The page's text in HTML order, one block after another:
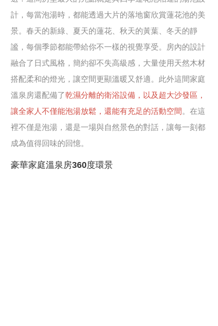
計，每當泡湯時，都能透過大片的落地窗欣賞蓮花池的美
景。春天的新綠、夏天的蓮花、秋天的黃葉、冬天的靜
謐，每個季節都能帶給你不一樣的視覺享受。房內的設計
融合了日式風格，簡約卻不失高級感，大量使用天然木材
搭配柔和的燈光，讓空間更顯溫暖又舒適。此外這間家庭
溫泉房還配備了乾濕分離的衛浴設備，以及超大沙發區，
讓全家人不僅能泡湯放鬆，還能有充足的活動空間 。在這
裡不僅是泡湯，還是一場與自然景色的對話，讓每一刻都
成為值得回味的回憶。
豪華家庭溫泉房360度環景